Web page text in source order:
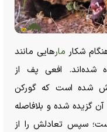
شکار مار‌هایی مانند
شده‌اند. افعی پف از
شده است که گورکن
گزیده شده و بلافاصله
است؛ سپس تعادلش را از